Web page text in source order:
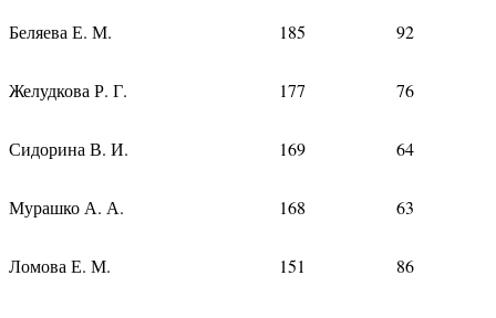
Беляева Е. М. 185 92
Желудкова Р. Г. 177 76
Сидорина В. И. 169 64
Мурашко А. А. 168 63
Ломова Е. М. 151 86